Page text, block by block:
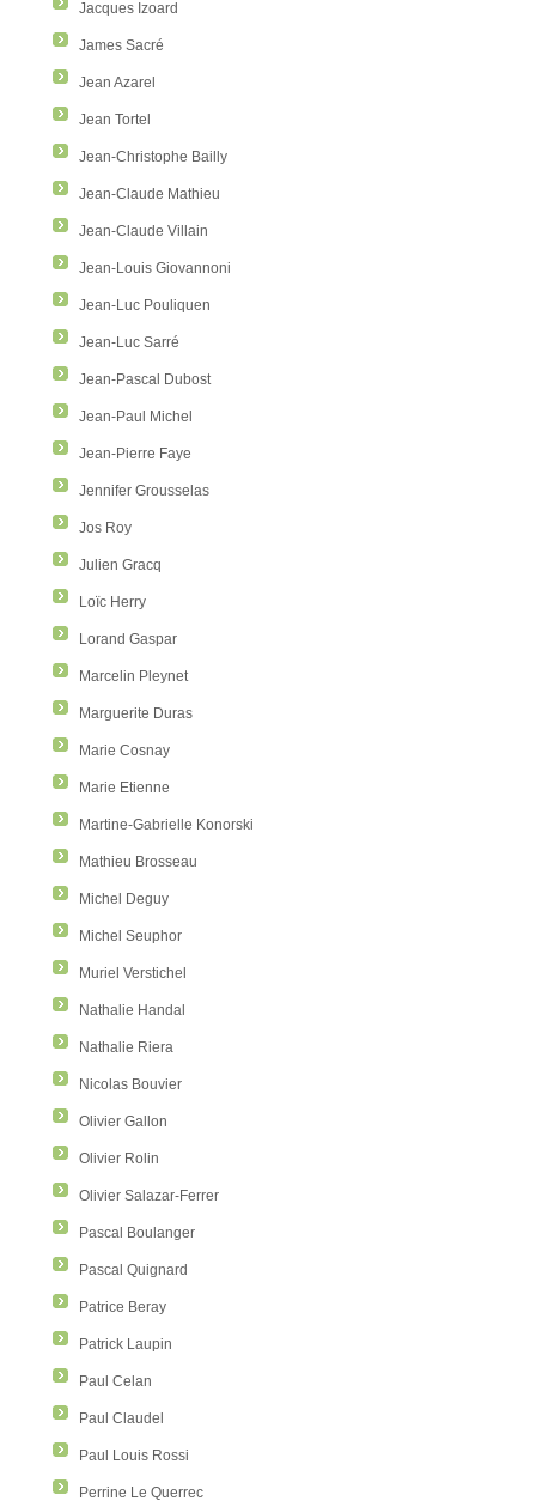
Jacques Izoard
James Sacré
Jean Azarel
Jean Tortel
Jean-Christophe Bailly
Jean-Claude Mathieu
Jean-Claude Villain
Jean-Louis Giovannoni
Jean-Luc Pouliquen
Jean-Luc Sarré
Jean-Pascal Dubost
Jean-Paul Michel
Jean-Pierre Faye
Jennifer Grousselas
Jos Roy
Julien Gracq
Loïc Herry
Lorand Gaspar
Marcelin Pleynet
Marguerite Duras
Marie Cosnay
Marie Etienne
Martine-Gabrielle Konorski
Mathieu Brosseau
Michel Deguy
Michel Seuphor
Muriel Verstichel
Nathalie Handal
Nathalie Riera
Nicolas Bouvier
Olivier Gallon
Olivier Rolin
Olivier Salazar-Ferrer
Pascal Boulanger
Pascal Quignard
Patrice Beray
Patrick Laupin
Paul Celan
Paul Claudel
Paul Louis Rossi
Perrine Le Querrec